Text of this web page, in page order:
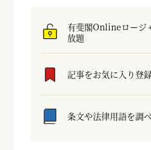
有斐閣Onlineロージ
放題
記事をお気に入り登
条文や法律用語を調